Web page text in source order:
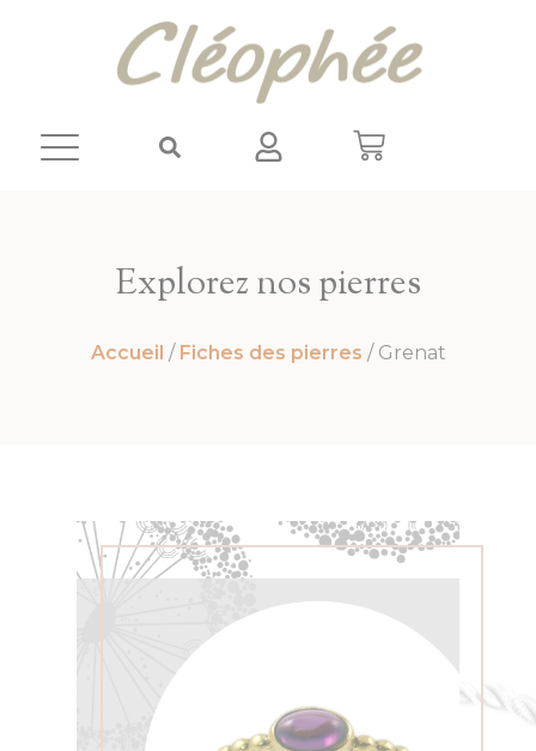
Explorez nos pierres
Accueil / Fiches des pierres / Grenat